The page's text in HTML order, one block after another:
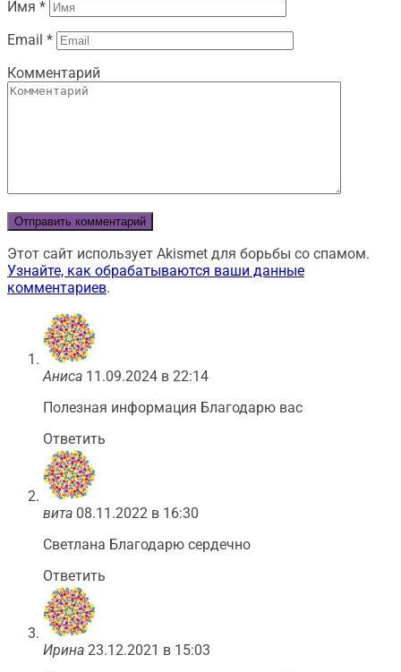
Имя *
Email *
Комментарий
Этот сайт использует Akismet для борьбы со спамом.
Узнайте, как обрабатываются ваши данные
комментариев.
Аниса 11.09.2024 в 22:14
Полезная информация Благодарю вас
Ответить
вита 08.11.2022 в 16:30
Светлана Благодарю сердечно
Ответить
Ирина 23.12.2021 в 15:03